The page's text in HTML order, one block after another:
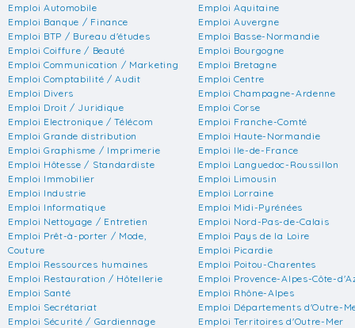
Emploi Automobile
Emploi Banque / Finance
Emploi BTP / Bureau d'études
Emploi Coiffure / Beauté
Emploi Communication / Marketing
Emploi Comptabilité / Audit
Emploi Divers
Emploi Droit / Juridique
Emploi Electronique / Télécom
Emploi Grande distribution
Emploi Graphisme / Imprimerie
Emploi Hôtesse / Standardiste
Emploi Immobilier
Emploi Industrie
Emploi Informatique
Emploi Nettoyage / Entretien
Emploi Prêt-à-porter / Mode,
Couture
Emploi Ressources humaines
Emploi Restauration / Hôtellerie
Emploi Santé
Emploi Secrétariat
Emploi Sécurité / Gardiennage
Emploi Aquitaine
Emploi Auvergne
Emploi Basse-Normandie
Emploi Bourgogne
Emploi Bretagne
Emploi Centre
Emploi Champagne-Ardenne
Emploi Corse
Emploi Franche-Comté
Emploi Haute-Normandie
Emploi Ile-de-France
Emploi Languedoc-Roussillon
Emploi Limousin
Emploi Lorraine
Emploi Midi-Pyrénées
Emploi Nord-Pas-de-Calais
Emploi Pays de la Loire
Emploi Picardie
Emploi Poitou-Charentes
Emploi Provence-Alpes-Côte-
Emploi Rhône-Alpes
Emploi Départements d'Outre-
Emploi Territoires d'Outre-Mer